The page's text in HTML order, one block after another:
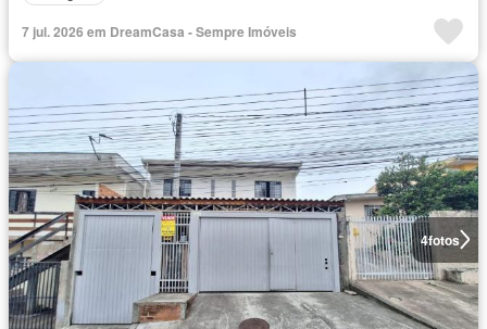
7 jul. 2026 em DreamCasa - Sempre Imóveis
4fotos